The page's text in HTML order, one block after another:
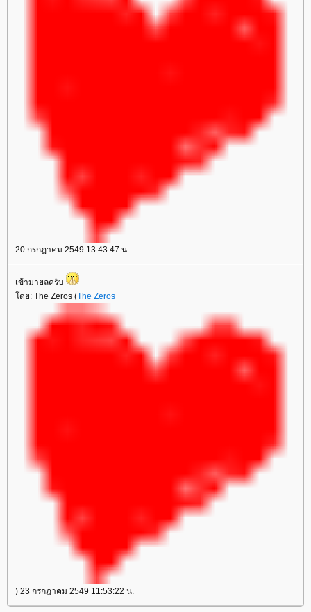
20 กรกฎาคม 2549 13:43:47 น.
เข้ามายลครับ
ดย: The Zeros (The Zeros
) 23 กรกฎาคม 2549 11:53:22 น.